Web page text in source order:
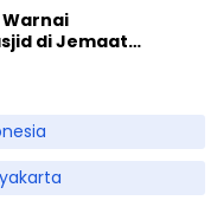
di Jemaat